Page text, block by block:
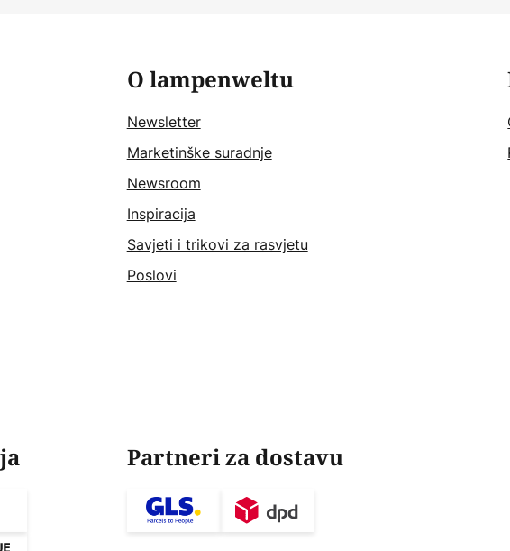
O lampenweltu
Newsletter
Marketinške suradnje
Newsroom
Inspiracija
Savjeti i trikovi za rasvjetu
Poslovi
Partneri za dostavu